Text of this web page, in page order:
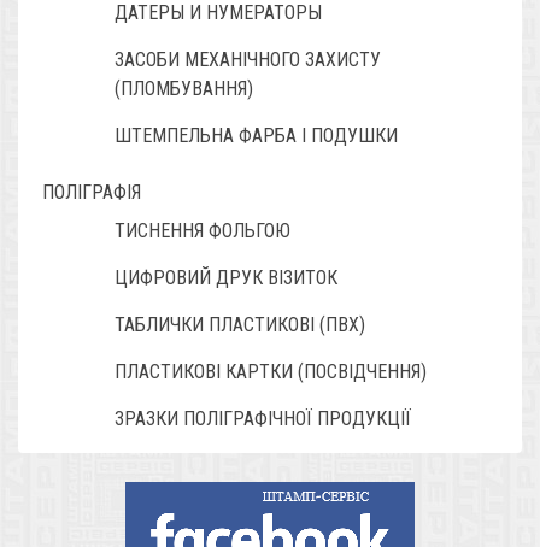
ДАТЕРЫ И НУМЕРАТОРЫ
ЗАСОБИ МЕХАНІЧНОГО ЗАХИСТУ
(ПЛОМБУВАННЯ)
ШТЕМПЕЛЬНА ФАРБА І ПОДУШКИ
ПОЛІГРАФІЯ
ТИСНЕННЯ ФОЛЬГОЮ
ЦИФРОВИЙ ДРУК ВІЗИТОК
ТАБЛИЧКИ ПЛАСТИКОВІ (ПВХ)
ПЛАСТИКОВІ КАРТКИ (ПОСВІДЧЕННЯ)
ЗРАЗКИ ПОЛІГРАФІЧНОЇ ПРОДУКЦІЇ